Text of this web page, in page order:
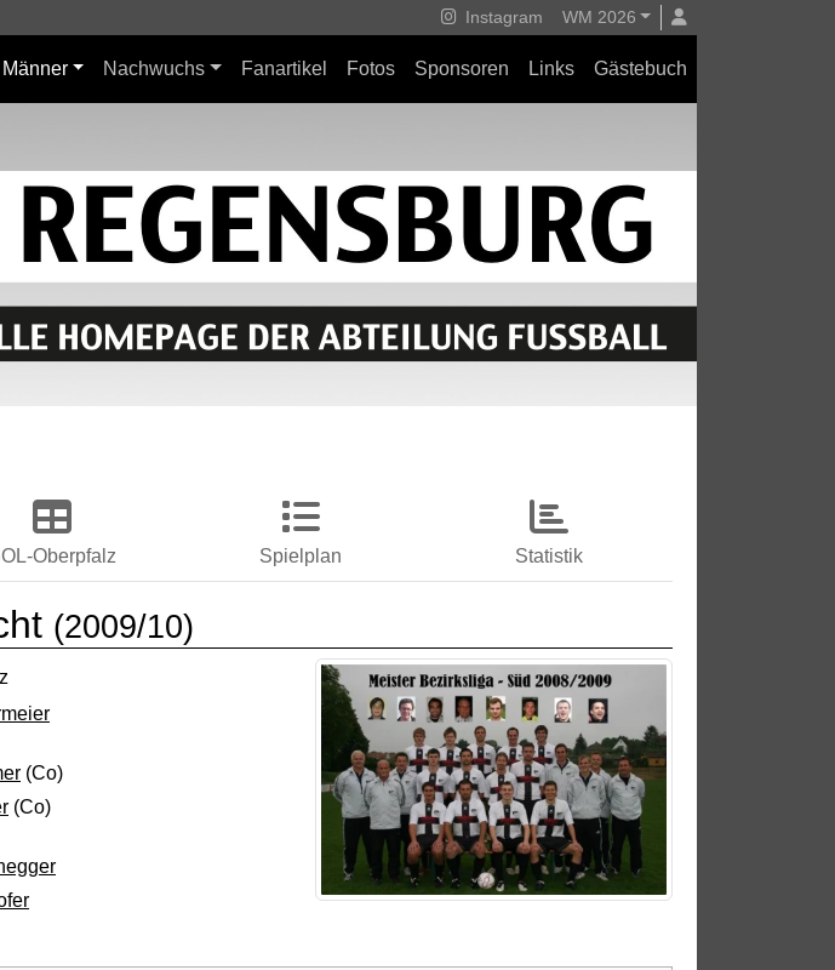
Instagram WM 2026
Männer Nachwuchs Fanartikel Fotos Sponsoren Links Gästebuch
Oberpfalz Spielplan Statistik
(2009/10)
(Co)
(Co)